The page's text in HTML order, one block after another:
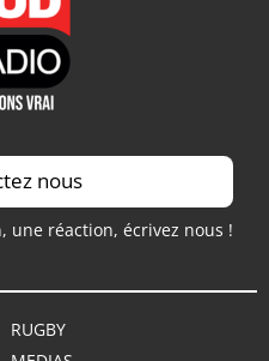
nous
une réaction, écrivez nous !
RUGBY